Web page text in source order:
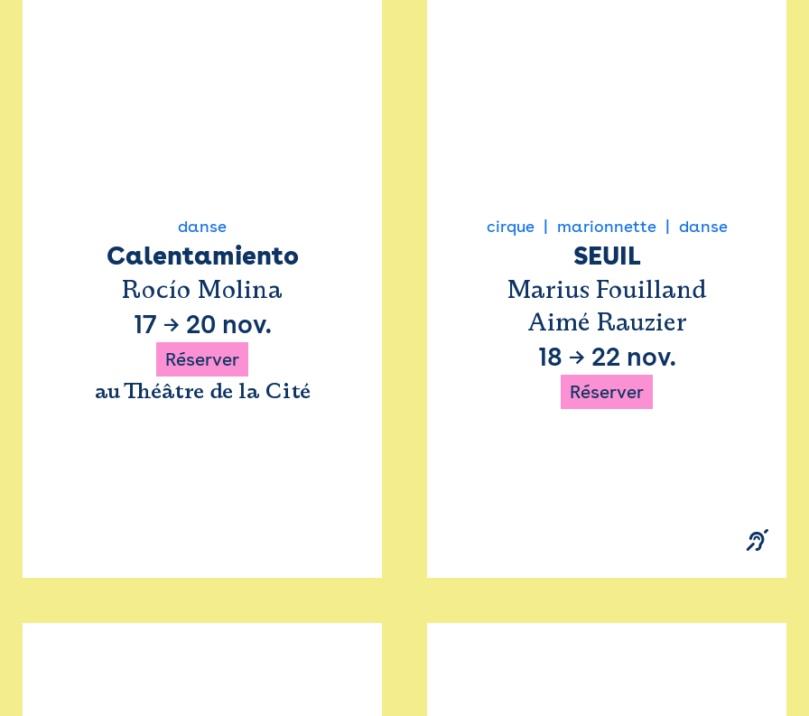
danse
Calentamiento
Rocío Molina
17 → 20 nov.
Réserver
au Théâtre de la Cité
cirque marionnette danse
SEUIL
Marius Fouilland
Aimé Rauzier
18 → 22 nov.
Réserver